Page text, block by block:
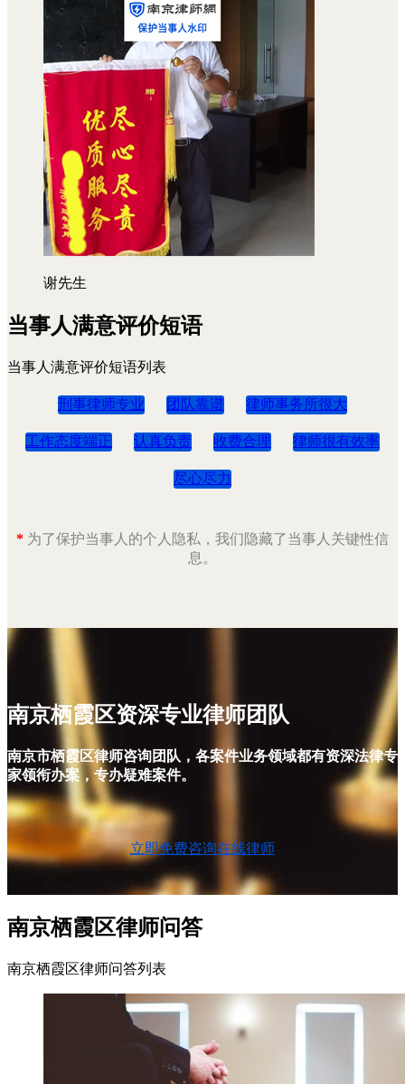
谢先生
当事人满意评价短语
当事人满意评价短语列表
刑事律师专业 团队靠谱 律师事务所很大
工作态度端正 认真负责 收费合理 律师很有效率
尽心尽力
* 为了保护当事人的个人隐私，我们隐藏了当事人关键性信
息。
南京栖霞区资深专业律师团队
南京市栖霞区律师咨询团队，各案件业务领域都有资深法律专
家领衔办案，专办疑难案件。
立即免费咨询在线律师
南京栖霞区律师问答
南京栖霞区律师问答列表